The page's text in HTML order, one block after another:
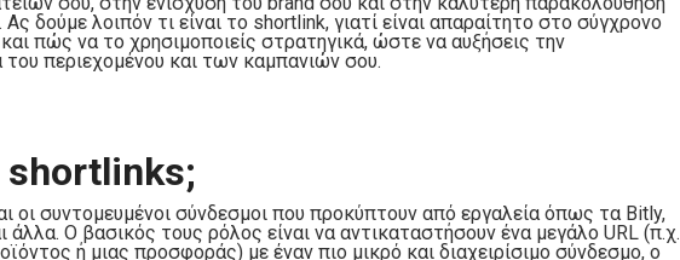
Ας δούμε λοιπόν τι είναι το shortlink, γιατί είναι απαραίτητο στο σύγχρονο
πώς να το χρησιμοποιείς στρατηγικά, ώστε να αυξήσεις την
περιεχομένου και των καμπανιών σου.
shortlinks;
οι συντομευμένοι σύνδεσμοι που προκύπτουν από εργαλεία όπως τα Bitly,
άλλα. Ο βασικός τους ρόλος είναι να αντικαταστήσουν ένα μεγάλο URL (π.χ.
ή μιας προσφοράς) με έναν πιο μικρό και διαχειρίσιμο σύνδεσμο, ο